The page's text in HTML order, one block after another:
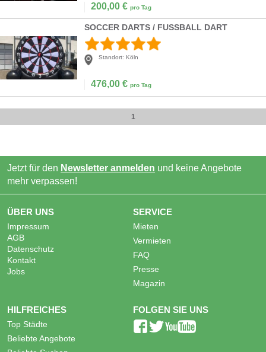
200,00 € pro Tag
SOCCER DARTS / FUSSBALL DART
Standort: Köln
476,00 € pro Tag
1
Jetzt für den Newsletter anmelden und keine Angebote
mehr verpassen!
ÜBER UNS
Impressum
AGB
Datenschutz
Kontakt
Jobs
SERVICE
Mieten
Vermieten
FAQ
Presse
Magazin
HILFREICHES
Top Städte
Beliebte Angebote
FOLGEN SIE UNS